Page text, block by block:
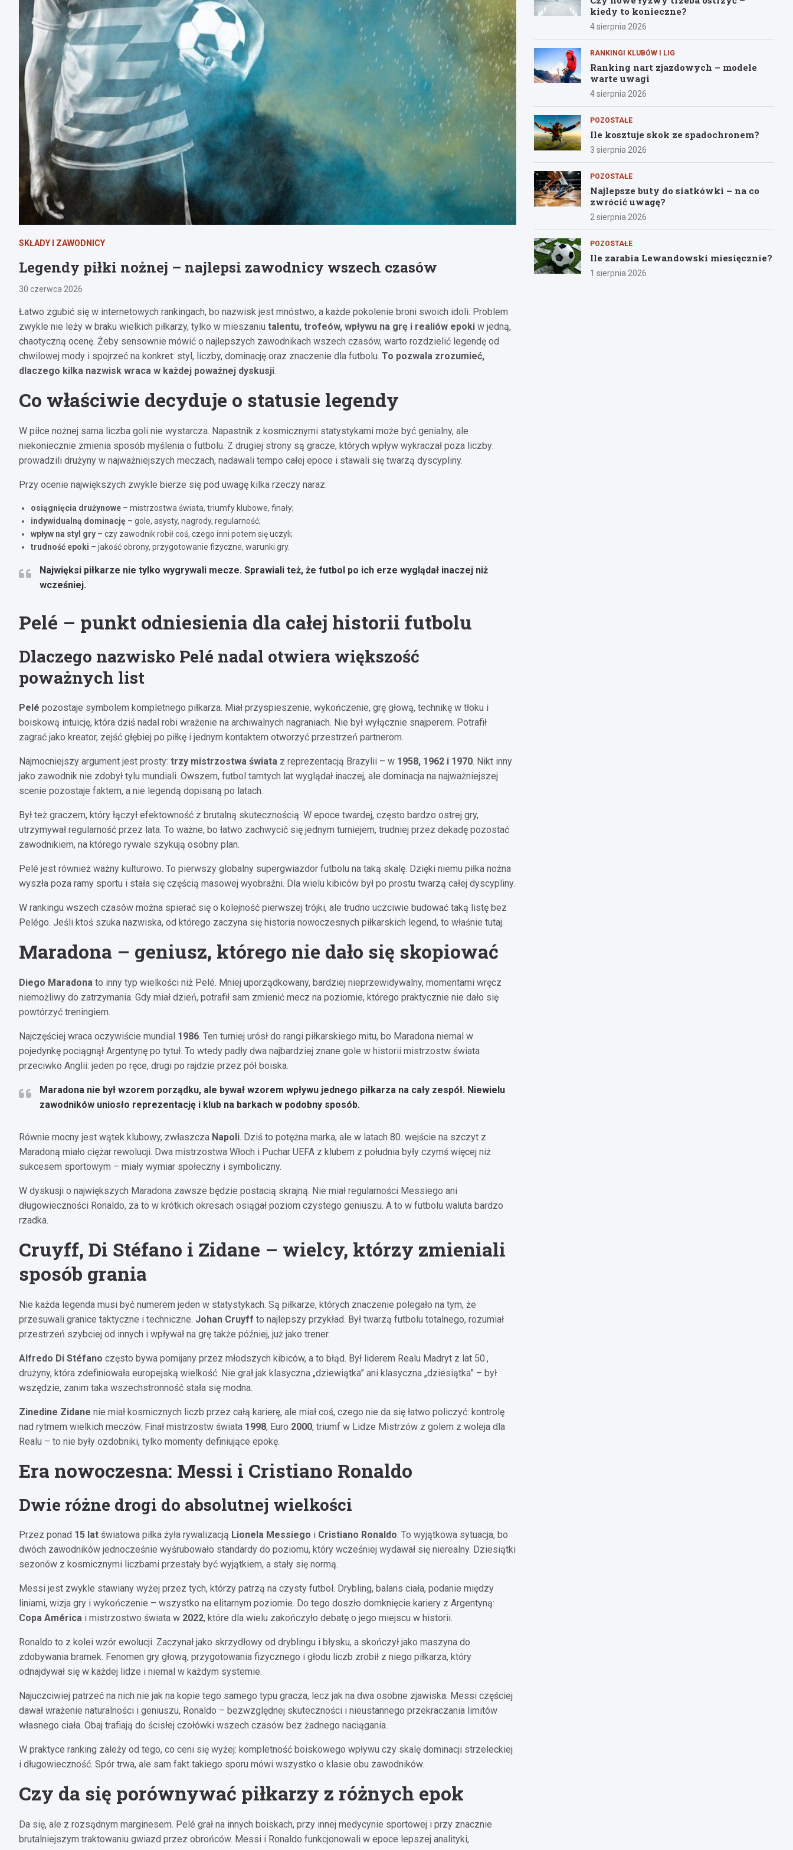
SKŁADY I ZAWODNICY
Legendy piłki nożnej – najlepsi zawodnicy wszech czasów
30 czerwca 2026
Łatwo zgubić się w internetowych rankingach, bo nazwisk jest mnóstwo, a każde pokolenie broni swoich idoli. Problem
zwykle nie leży w braku wielkich piłkarzy, tylko w mieszaniu talentu, trofeów, wpływu na grę i realiów epoki w jedną,
chaotyczną ocenę. Żeby sensownie mówić o najlepszych zawodnikach wszech czasów, warto rozdzielić legendę od
chwilowej mody i spojrzeć na konkret: styl, liczby, dominację oraz znaczenie dla futbolu. To pozwala zrozumieć,
dlaczego kilka nazwisk wraca w każdej poważnej dyskusji.
Co właściwie decyduje o statusie legendy
W piłce nożnej sama liczba goli nie wystarcza. Napastnik z kosmicznymi statystykami może być genialny, ale
niekoniecznie zmienia sposób myślenia o futbolu. Z drugiej strony są gracze, których wpływ wykraczał poza liczby:
prowadzili drużyny w najważniejszych meczach, nadawali tempo całej epoce i stawali się twarzą dyscypliny.
Przy ocenie największych zwykle bierze się pod uwagę kilka rzeczy naraz:
osiągnięcia drużynowe – mistrzostwa świata, triumfy klubowe, finały;
indywidualną dominację – gole, asysty, nagrody, regularność;
wpływ na styl gry – czy zawodnik robił coś, czego inni potem się uczyli;
trudność epoki – jakość obrony, przygotowanie fizyczne, warunki gry.
Najwięksi piłkarze nie tylko wygrywali mecze. Sprawiali też, że futbol po ich erze wyglądał inaczej niż
wcześniej.
Pelé – punkt odniesienia dla całej historii futbolu
Dlaczego nazwisko Pelé nadal otwiera większość
poważnych list
Pelé pozostaje symbolem kompletnego piłkarza. Miał przyspieszenie, wykończenie, grę głową, technikę w tłoku i
boiskową intuicję, która dziś nadal robi wrażenie na archiwalnych nagraniach. Nie był wyłącznie snajperem. Potrafił
zagrać jako kreator, zejść głębiej po piłkę i jednym kontaktem otworzyć przestrzeń partnerom.
Najmocniejszy argument jest prosty: trzy mistrzostwa świata z reprezentacją Brazylii – w 1958, 1962 i 1970. Nikt inny
jako zawodnik nie zdobył tylu mundiali. Owszem, futbol tamtych lat wyglądał inaczej, ale dominacja na najważniejszej
scenie pozostaje faktem, a nie legendą dopisaną po latach.
Był też graczem, który łączył efektowność z brutalną skutecznością. W epoce twardej, często bardzo ostrej gry,
utrzymywał regularność przez lata. To ważne, bo łatwo zachwycić się jednym turniejem, trudniej przez dekadę pozostać
zawodnikiem, na którego rywale szykują osobny plan.
Pelé jest również ważny kulturowo. To pierwszy globalny supergwiazdor futbolu na taką skalę. Dzięki niemu piłka nożna
wyszła poza ramy sportu i stała się częścią masowej wyobraźni. Dla wielu kibiców był po prostu twarzą całej dyscypliny.
W rankingu wszech czasów można spierać się o kolejność pierwszej trójki, ale trudno uczciwie budować taką listę bez
Pelégo. Jeśli ktoś szuka nazwiska, od którego zaczyna się historia nowoczesnych piłkarskich legend, to właśnie tutaj.
Maradona – geniusz, którego nie dało się skopiować
Diego Maradona to inny typ wielkości niż Pelé. Mniej uporządkowany, bardziej nieprzewidywalny, momentami wręcz
niemożliwy do zatrzymania. Gdy miał dzień, potrafił sam zmienić mecz na poziomie, którego praktycznie nie dało się
powtórzyć treningiem.
Najczęściej wraca oczywiście mundial 1986. Ten turniej urósł do rangi piłkarskiego mitu, bo Maradona niemal w
pojedynkę pociągnął Argentynę po tytuł. To wtedy padły dwa najbardziej znane gole w historii mistrzostw świata
przeciwko Anglii: jeden po ręce, drugi po rajdzie przez pół boiska.
Maradona nie był wzorem porządku, ale bywał wzorem wpływu jednego piłkarza na cały zespół. Niewielu
zawodników uniosło reprezentację i klub na barkach w podobny sposób.
Równie mocny jest wątek klubowy, zwłaszcza Napoli. Dziś to potężna marka, ale w latach 80. wejście na szczyt z
Maradoną miało ciężar rewolucji. Dwa mistrzostwa Włoch i Puchar UEFA z klubem z południa były czymś więcej niż
sukcesem sportowym – miały wymiar społeczny i symboliczny.
W dyskusji o największych Maradona zawsze będzie postacią skrajną. Nie miał regularności Messiego ani
długowieczności Ronaldo, za to w krótkich okresach osiągał poziom czystego geniuszu. A to w futbolu waluta bardzo
rzadka.
Cruyff, Di Stéfano i Zidane – wielcy, którzy zmieniali
sposób grania
Nie każda legenda musi być numerem jeden w statystykach. Są piłkarze, których znaczenie polegało na tym, że
przesuwali granice taktyczne i techniczne. Johan Cruyff to najlepszy przykład. Był twarzą futbolu totalnego, rozumiał
przestrzeń szybciej od innych i wpływał na grę także później, już jako trener.
Alfredo Di Stéfano często bywa pomijany przez młodszych kibiców, a to błąd. Był liderem Realu Madryt z lat 50.,
drużyny, która zdefiniowała europejską wielkość. Nie grał jak klasyczna „dziewiątka” ani klasyczna „dziesiątka” – był
wszędzie, zanim taka wszechstronność stała się modna.
Zinedine Zidane nie miał kosmicznych liczb przez całą karierę, ale miał coś, czego nie da się łatwo policzyć: kontrolę
nad rytmem wielkich meczów. Finał mistrzostw świata 1998, Euro 2000, triumf w Lidze Mistrzów z golem z woleja dla
Realu – to nie były ozdobniki, tylko momenty definiujące epokę.
Era nowoczesna: Messi i Cristiano Ronaldo
Dwie różne drogi do absolutnej wielkości
Przez ponad 15 lat światowa piłka żyła rywalizacją Lionela Messiego i Cristiano Ronaldo. To wyjątkowa sytuacja, bo
dwóch zawodników jednocześnie wyśrubowało standardy do poziomu, który wcześniej wydawał się nierealny. Dziesiątki
sezonów z kosmicznymi liczbami przestały być wyjątkiem, a stały się normą.
Messi jest zwykle stawiany wyżej przez tych, którzy patrzą na czysty futbol. Drybling, balans ciała, podanie między
liniami, wizja gry i wykończenie – wszystko na elitarnym poziomie. Do tego doszło domknięcie kariery z Argentyną:
Copa América i mistrzostwo świata w 2022, które dla wielu zakończyło debatę o jego miejscu w historii.
Ronaldo to z kolei wzór ewolucji. Zaczynał jako skrzydłowy od dryblingu i błysku, a skończył jako maszyna do
zdobywania bramek. Fenomen gry głową, przygotowania fizycznego i głodu liczb zrobił z niego piłkarza, który
odnajdywał się w każdej lidze i niemal w każdym systemie.
Najuczciwiej patrzeć na nich nie jak na kopie tego samego typu gracza, lecz jak na dwa osobne zjawiska. Messi częściej
dawał wrażenie naturalności i geniuszu, Ronaldo – bezwzględnej skuteczności i nieustannego przekraczania limitów
własnego ciała. Obaj trafiają do ścisłej czołówki wszech czasów bez żadnego naciągania.
W praktyce ranking zależy od tego, co ceni się wyżej: kompletność boiskowego wpływu czy skalę dominacji strzeleckiej
i długowieczność. Spór trwa, ale sam fakt takiego sporu mówi wszystko o klasie obu zawodników.
Czy da się porównywać piłkarzy z różnych epok
Da się, ale z rozsądnym marginesem. Pelé grał na innych boiskach, przy innej medycynie sportowej i przy znacznie
brutalniejszym traktowaniu gwiazd przez obrońców. Messi i Ronaldo funkcjonowali w epoce lepszej analityki,
kiedy to konieczne?
4 sierpnia 2026
RANKINGI KLUBÓW I LIG
Ranking nart zjazdowych – modele
warte uwagi
4 sierpnia 2026
POZOSTAŁE
Ile kosztuje skok ze spadochronem?
3 sierpnia 2026
POZOSTAŁE
Najlepsze buty do siatkówki – na co
zwrócić uwagę?
2 sierpnia 2026
POZOSTAŁE
Ile zarabia Lewandowski miesięcznie?
1 sierpnia 2026